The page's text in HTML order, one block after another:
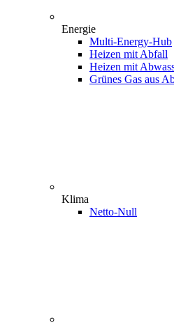
Energie
Multi-Energy-Hub
Heizen mit Abfall
Heizen mit
Grünes Gas aus
Klima
Netto-Null